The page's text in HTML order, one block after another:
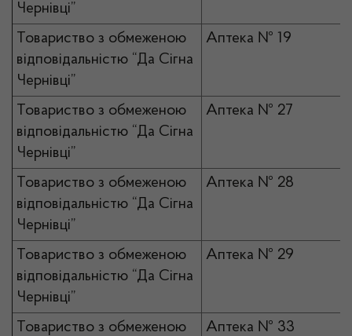
Чернівці”
Товариство з обмеженою
відповідальністю “Да Сігна
Чернівці”
Аптека № 19
Товариство з обмеженою
відповідальністю “Да Сігна
Чернівці”
Аптека № 27
Товариство з обмеженою
відповідальністю “Да Сігна
Чернівці”
Аптека № 28
Товариство з обмеженою
відповідальністю “Да Сігна
Чернівці”
Аптека № 29
Товариство з обмеженою
Аптека № 33